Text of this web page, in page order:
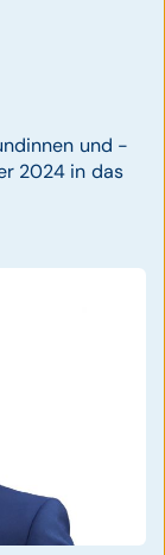
und -
2024 in das